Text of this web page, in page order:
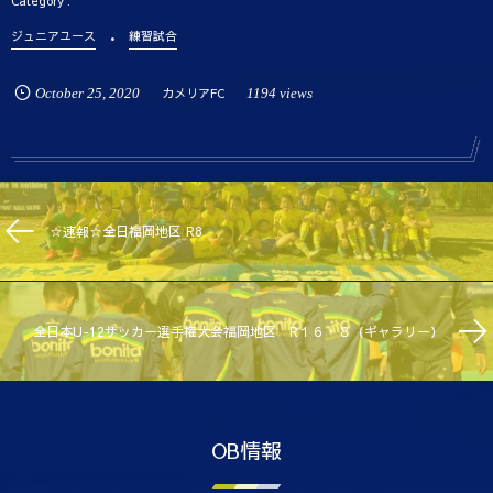
ジュニアユース 練習試合
October 25 2020 カメリアFC 1194 views
☆速報☆全日福岡地区 R8
全日本U-12サッカー選手権大会福岡地区 R１６・８（ギャラリー）
OB情報